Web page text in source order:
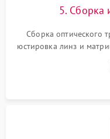
5. Сборка
Сборка оптического
юстировка линз и
и устранения
шлейфов,